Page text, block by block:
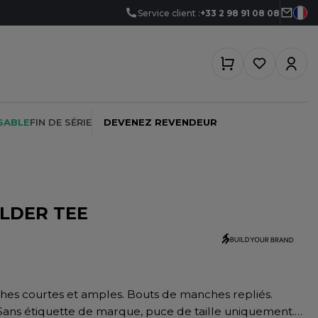
Service client :+33 2 98 91 08 08
SWEAT-SHIRT
SPLASHMACS
RESTAURATION
SANTÉ
FIN DE SÉRIE DEVENEZ REVENDEUR
TEE
étiquette de marque, puce de taille uniquement.